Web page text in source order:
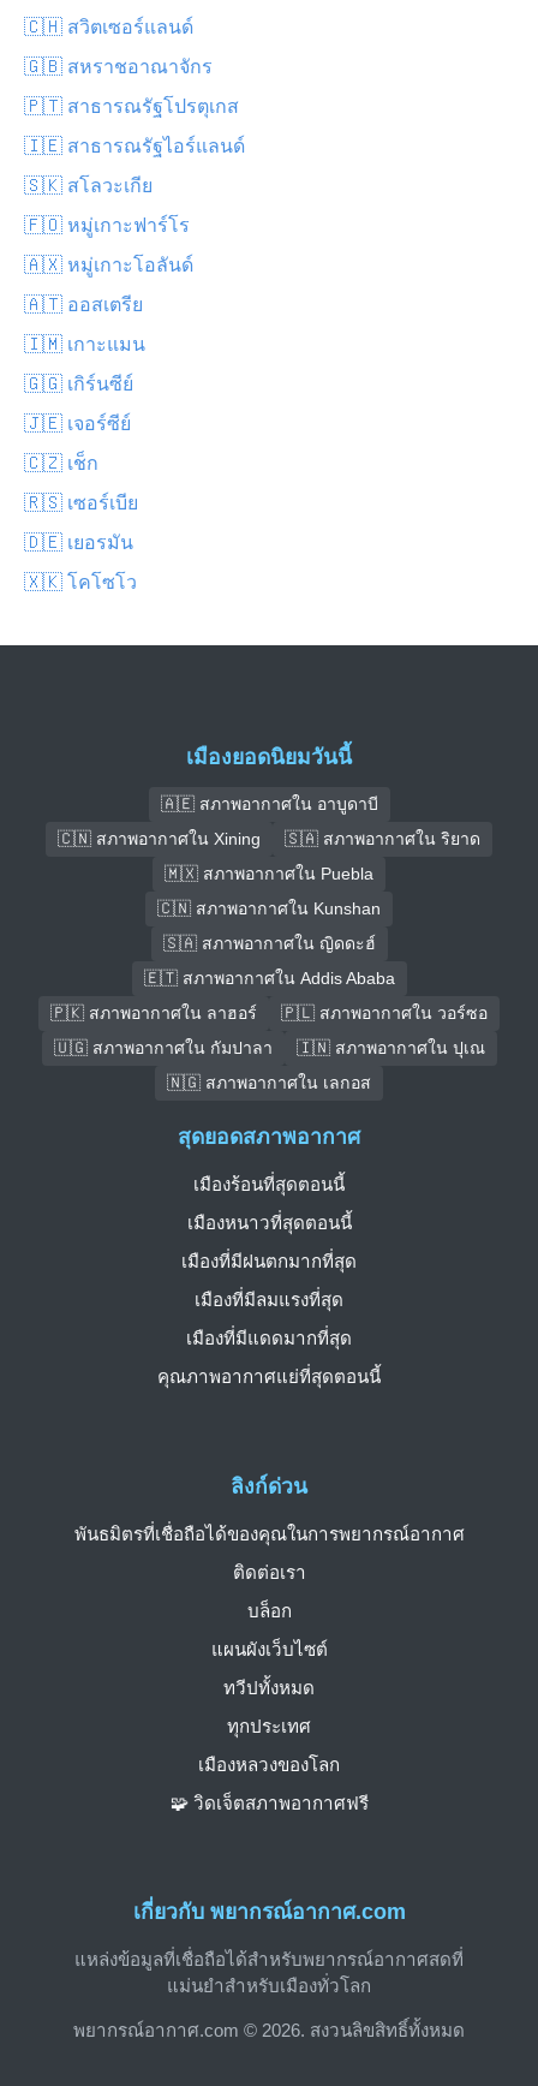
🇨🇭 สวิตเซอร์แลนด์
🇬🇧 สหราชอาณาจักร
🇵🇹 สาธารณรัฐโปรตุเกส
🇮🇪 สาธารณรัฐไอร์แลนด์
🇸🇰 สโลวะเกีย
🇫🇴 หมู่เกาะฟาร์โร
🇦🇽 หมู่เกาะโอลันด์
🇦🇹 ออสเตรีย
🇮🇲 เกาะแมน
🇬🇬 เกิร์นซีย์
🇯🇪 เจอร์ซีย์
🇨🇿 เช็ก
🇷🇸 เซอร์เบีย
🇩🇪 เยอรมัน
🇽🇰 โคโซโว
เมืองยอดนิยมวันนี้
🇦🇪 สภาพอากาศใน อาบูดาบี
🇨🇳 สภาพอากาศใน Xining
🇸🇦 สภาพอากาศใน ริยาด
🇲🇽 สภาพอากาศใน Puebla
🇨🇳 สภาพอากาศใน Kunshan
🇸🇦 สภาพอากาศใน ญิดดะฮ์
🇪🇹 สภาพอากาศใน Addis Ababa
🇵🇰 สภาพอากาศใน ลาฮอร์
🇵🇱 สภาพอากาศใน วอร์ซอ
🇺🇬 สภาพอากาศใน กัมปาลา
🇮🇳 สภาพอากาศใน ปุเณ
🇳🇬 สภาพอากาศใน เลกอส
เกี่ยวกับ พยากรณ์อากาศ.com
แหล่งข้อมูลที่เชื่อถือได้สำหรับพยากรณ์อากาศสดที่
แม่นยำสำหรับเมืองทั่วโลก
พยากรณ์อากาศ.com © 2026. สงวนลิขสิทธิ์ทั้งหมด
ลิงก์ด่วน
พันธมิตรที่เชื่อถือได้ของคุณในการพยากรณ์อากาศ
ติดต่อเรา
บล็อก
แผนผังเว็บไซต์
ทวีปทั้งหมด
ทุกประเทศ
เมืองหลวงของโลก
🧩 วิดเจ็ตสภาพอากาศฟรี
สุดยอดสภาพอากาศ
เมืองร้อนที่สุดตอนนี้
เมืองหนาวที่สุดตอนนี้
เมืองที่มีฝนตกมากที่สุด
เมืองที่มีลมแรงที่สุด
เมืองที่มีแดดมากที่สุด
คุณภาพอากาศแย่ที่สุดตอนนี้